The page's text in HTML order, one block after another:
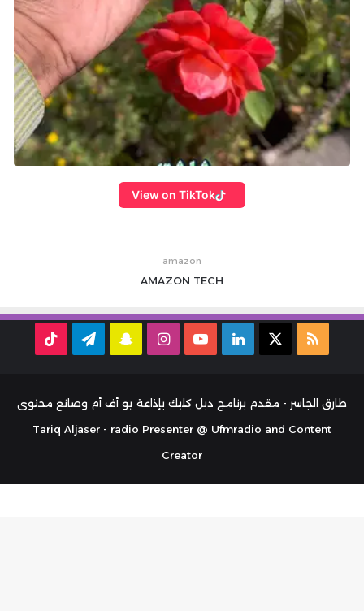
View on TikTok
amazon
AMAZON TECH
ملخص
RSS
لينكدإن ‫YouTubeانستقرامسناب تيلقرام
طارق الجاسر - مقدم برنامج دبل كليك بإذاعة يو أف أم وصانع محتوى
Tariq Aljaser - radio Presenter @ Ufmradio and Content
Creator